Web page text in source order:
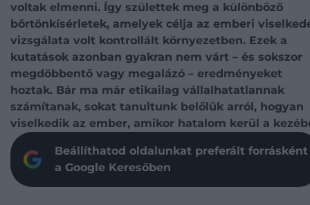
voltak elmenni. Így születtek meg a különböző
börtönkísérletek, amelyek célja az emberi
vizsgálata volt kontrollált környezetben. Ezek a
kutatások azonban gyakran nem várt – és sokszor
megdöbbentő vagy megalázó – eredményeket
hoztak. Bár ma már etikailag vállalhatatlannak
számítanak, sokat tanultunk belőlük arról, hogyan
viselkedik az ember, amikor hatalom kerül a
Beállíthatod oldalunkat preferált forrásként
a Google Keresőben